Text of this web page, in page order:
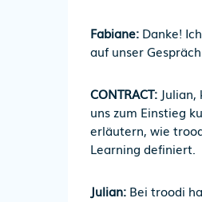
Fabiane:Danke!
auf unser
CONTRACT:Julian,
uns zum Einstieg
erläutern, wie
Learning definiert.
Julian:Bei troodi